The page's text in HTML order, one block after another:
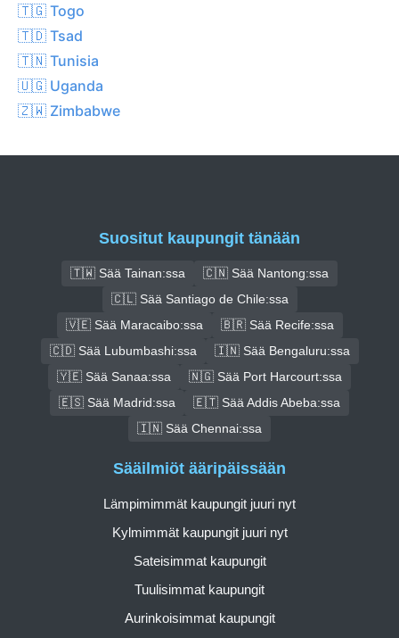
🇹🇬 Togo
🇹🇩 Tsad
🇹🇳 Tunisia
🇺🇬 Uganda
🇿🇼 Zimbabwe
Suositut kaupungit tänään
🇹🇼 Sää Tainan:ssa
🇨🇳 Sää Nantong:ssa
🇨🇱 Sää Santiago de Chile:ssa
🇻🇪 Sää Maracaibo:ssa
🇧🇷 Sää Recife:ssa
🇨🇩 Sää Lubumbashi:ssa
🇮🇳 Sää Bengaluru:ssa
🇾🇪 Sää Sanaa:ssa
🇳🇬 Sää Port Harcourt:ssa
🇪🇸 Sää Madrid:ssa
🇪🇹 Sää Addis Abeba:ssa
🇮🇳 Sää Chennai:ssa
Sääilmiöt ääripäissään
Lämpimimmät kaupungit juuri nyt
Kylmimmät kaupungit juuri nyt
Sateisimmat kaupungit
Tuulisimmat kaupungit
Aurinkoisimmat kaupungit